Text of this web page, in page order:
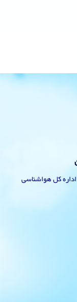
قائمشهر- اداره کل هواشناسی